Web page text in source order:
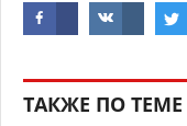
ТАКЖЕ ПО ТЕМЕ